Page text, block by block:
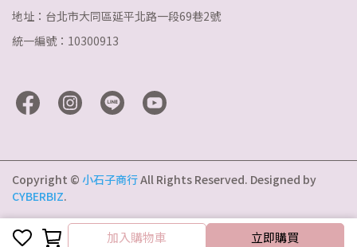
加入購物車
加入購物車 立即購買
地址：台北市大同區延平北路一段69巷2號
統一編號：10300913
Copyright © 小石子商行All Rights Reserved. Designed by
CYBERBIZ.